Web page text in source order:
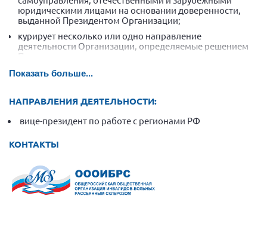
Конференция ОООИБРС 2022
Конференция ОООИБРС 2021
Конференция ВСЭ 2021
Первый съезд
Второй съезд
Пятый съезд
Шестой съезд
ОФ «Фонд содействия больным рассеянным
склерозом»
юридическими лицами на основании доверенности,
выданной Президентом Организации;
курирует несколько или одно направление
деятельности Организации, определяемые решением
выполняет отдельные поручения Президентского
осуществляют иные функции, не входящие в
исключительную компетенцию других органов
Организации.
Показать больше...
НАПРАВЛЕНИЯ ДЕЯТЕЛЬНОСТИ:
вице-президент по работе с регионами РФ
КОНТАКТЫ